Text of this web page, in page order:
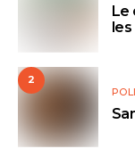
Le
2